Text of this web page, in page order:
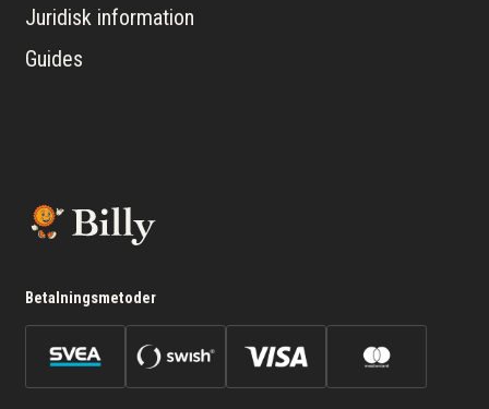
Juridisk information
Guides
Betalningsmetoder